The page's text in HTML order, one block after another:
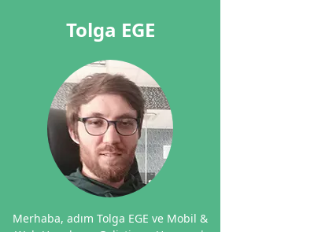
Tolga EGE
Merhaba, adım Tolga EGE ve Mobil &